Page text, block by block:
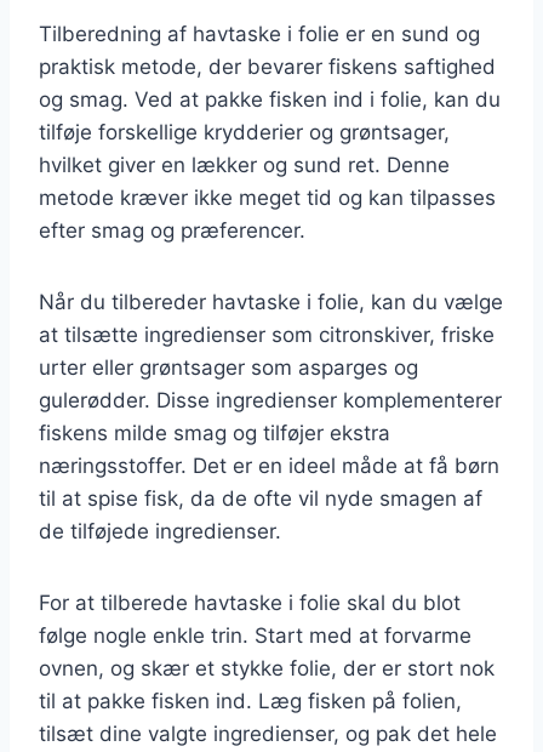
Tilberedning af havtaske i folie er en sund og
praktisk metode, der bevarer fiskens saftighed
og smag. Ved at pakke fisken ind i folie, kan du
tilføje forskellige krydderier og grøntsager,
hvilket giver en lækker og sund ret. Denne
metode kræver ikke meget tid og kan tilpasses
efter smag og præferencer.
Når du tilbereder havtaske i folie, kan du vælge
at tilsætte ingredienser som citronskiver, friske
urter eller grøntsager som asparges og
gulerødder. Disse ingredienser komplementerer
fiskens milde smag og tilføjer ekstra
næringsstoffer. Det er en ideel måde at få børn
til at spise fisk, da de ofte vil nyde smagen af
de tilføjede ingredienser.
For at tilberede havtaske i folie skal du blot
følge nogle enkle trin. Start med at forvarme
ovnen, og skær et stykke folie, der er stort nok
til at pakke fisken ind. Læg fisken på folien,
tilsæt dine valgte ingredienser, og pak det hele